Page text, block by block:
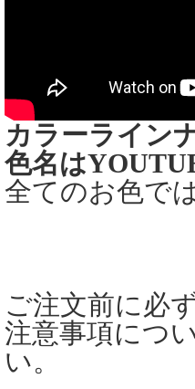
カラーライ
色名は
全てのお色で
ご注文前に必
注意事項につ
い。